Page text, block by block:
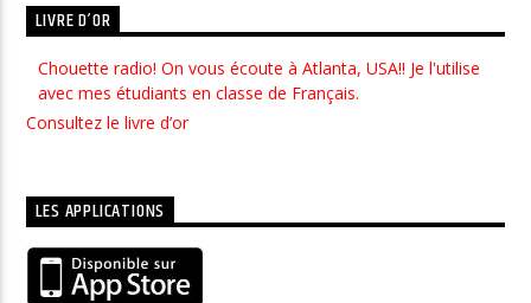
LIVRE D’OR
J'ai découvert Radio Junior par hasard et dès mon arrivée sur
le site j'ai trouvé la musique géniale ainsi que...
Consultez le livre d’or
LES APPLICATIONS